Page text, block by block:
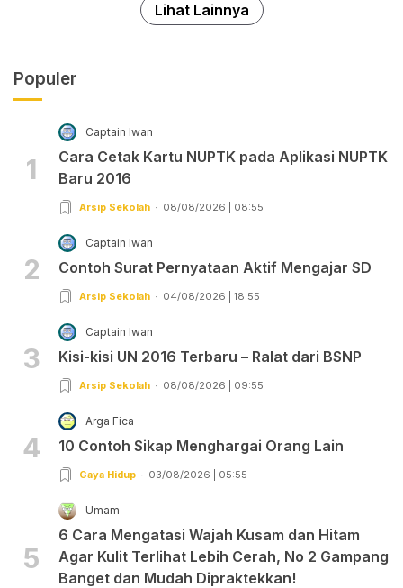
Lihat Lainnya
Populer
1
Captain Iwan
Cara Cetak Kartu NUPTK pada Aplikasi NUPTK
Baru 2016
Arsip Sekolah 08/08/2026 | 08:55
2
Captain Iwan
Contoh Surat Pernyataan Aktif Mengajar SD
Arsip Sekolah 04/08/2026 | 18:55
3
Captain Iwan
Kisi-kisi UN 2016 Terbaru – Ralat dari BSNP
Arsip Sekolah 08/08/2026 | 09:55
4
Arga Fica
10 Contoh Sikap Menghargai Orang Lain
Gaya Hidup 03/08/2026 | 05:55
5
Umam
6 Cara Mengatasi Wajah Kusam dan Hitam
Agar Kulit Terlihat Lebih Cerah, No 2 Gampang
Banget dan Mudah Dipraktekkan!